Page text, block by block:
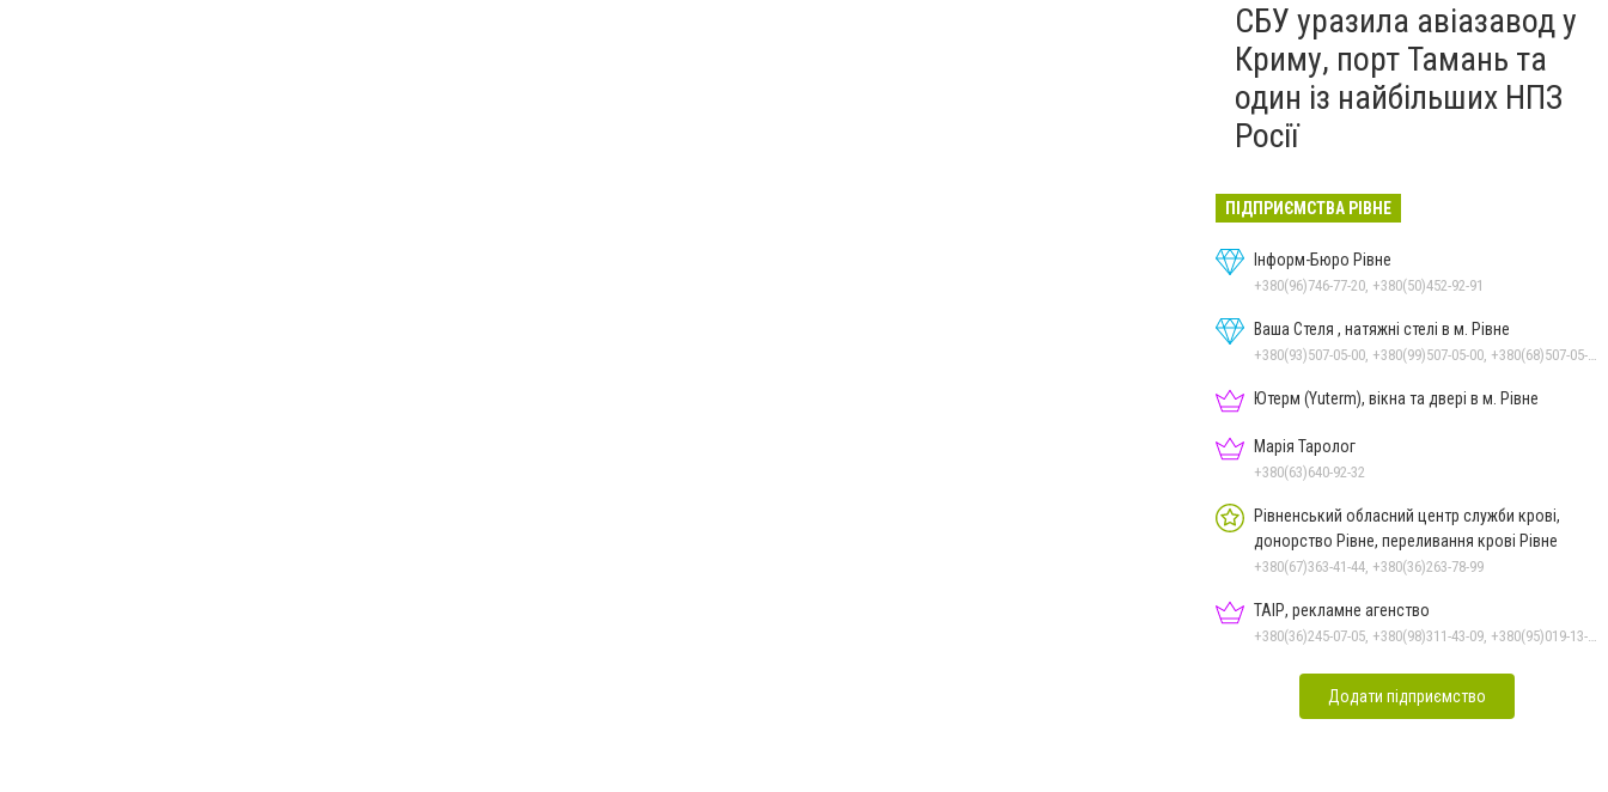
СБУ уразила авіазавод у
Криму, порт Тамань та
один із найбільших НПЗ
Росії
ПІДПРИЄМСТВА РІВНЕ
Інформ-Бюро Рівне
+380(96)746-77-20, +380(50)452-92-91
Ваша Стеля , натяжні стелі в м. Рівне
+380(93)507-05-00, +380(99)507-05-00, +380(68)507-05-00
Ютерм (Yuterm), вікна та двері в м. Рівне
Марія Таролог
+380(63)640-92-32
Рівненський обласний центр служби крові,
донорство Рівне, переливання крові Рівне
+380(67)363-41-44, +380(36)263-78-99
ТАІР, рекламне агенство
+380(36)245-07-05, +380(98)311-43-09, +380(95)019-13-17
Додати підприємство